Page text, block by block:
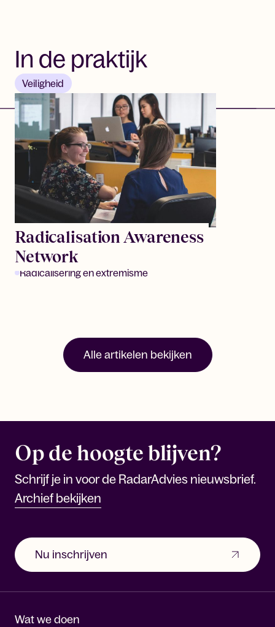
In de praktijk
Veiligheid
Radicalisation Awareness
Network
Radicalisering en extremisme
Alle artikelen bekijken
Op de hoogte blijven?
Schrijf je in voor de RadarAdvies nieuwsbrief.
Archief bekijken
Nu inschrijven
Wat we doen